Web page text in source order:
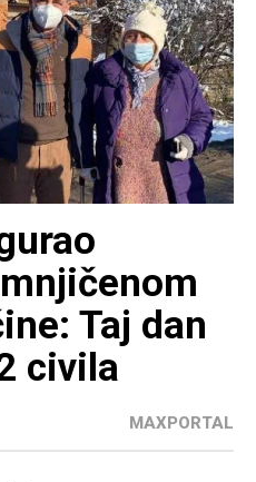
Taj dan
civila
MAXPORTAL